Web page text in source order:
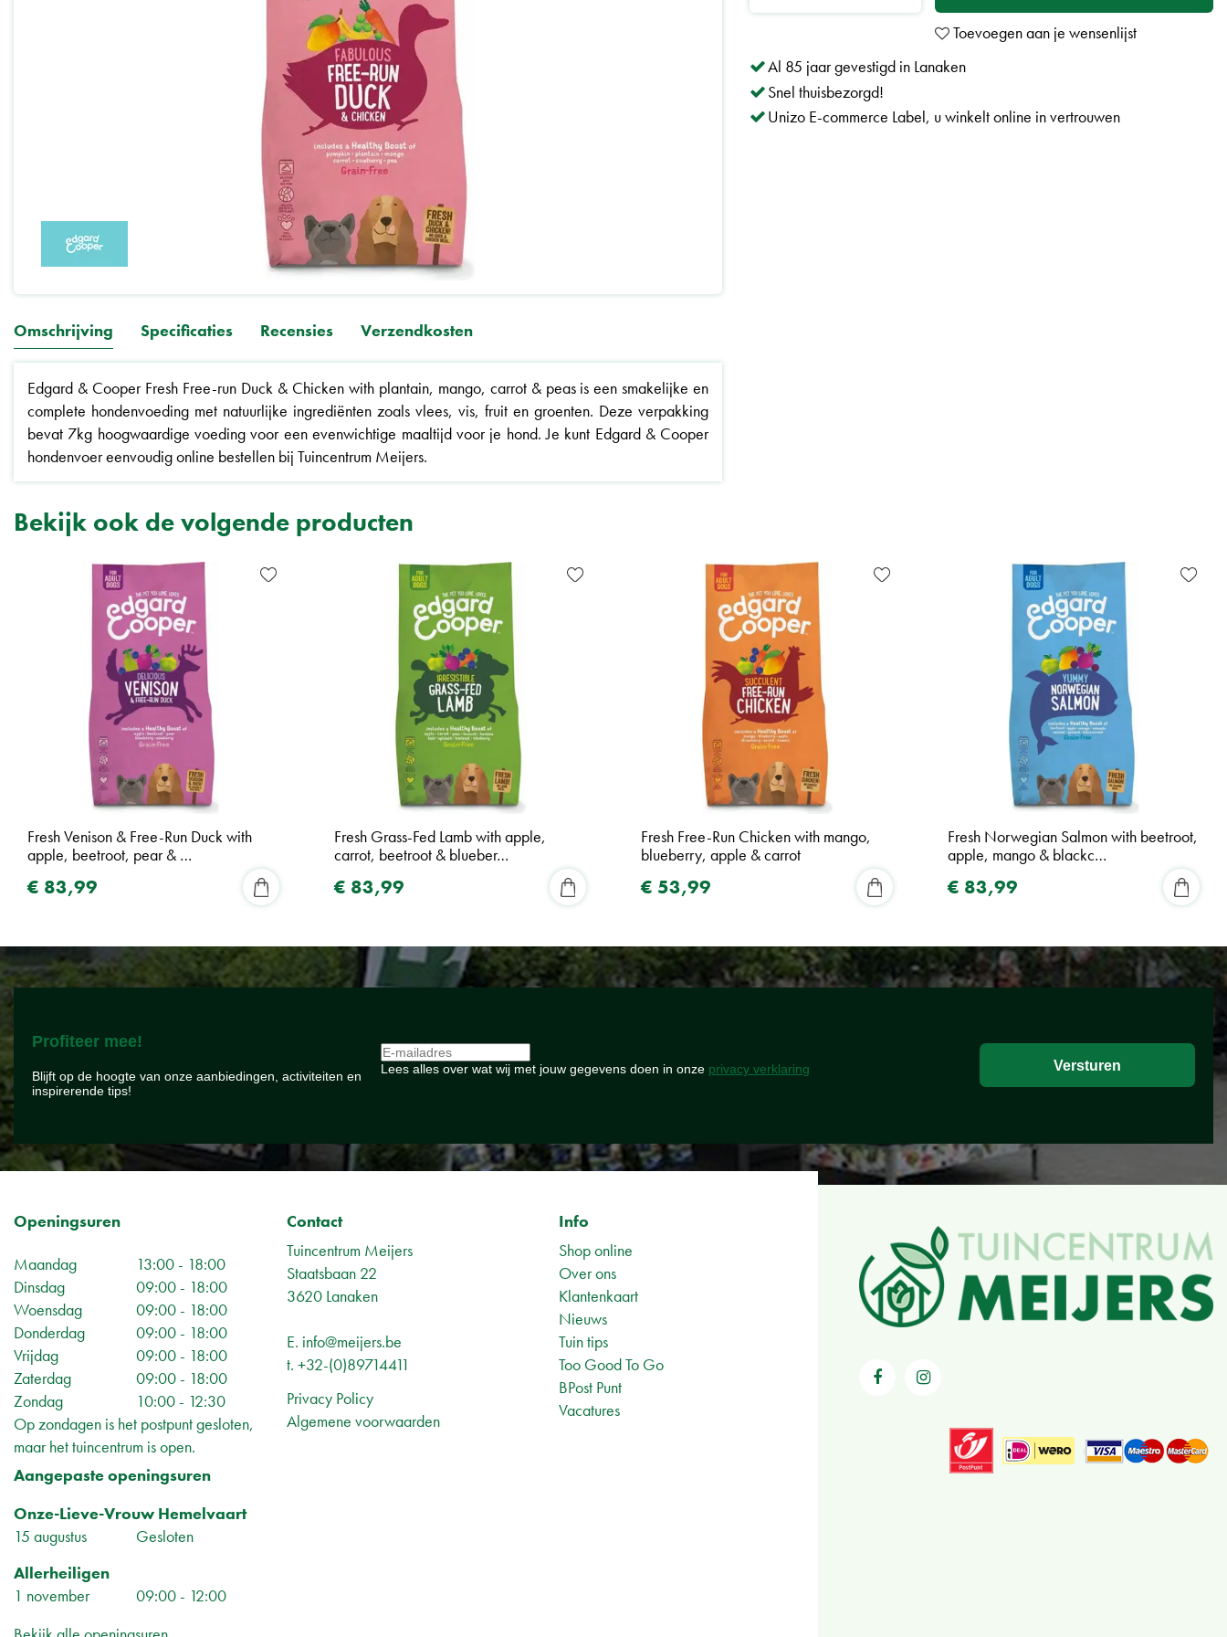
Al 85 jaar gevestigd in Lanaken
Snel thuisbezorgd!
Unizo E-commerce Label, u winkelt online in vertrouwen
Omschrijving Specificaties Recensies Verzendkosten
Edgard & Cooper Fresh Free-run Duck & Chicken with plantain, mango, carrot & peas is een smakelijke en
complete hondenvoeding met natuurlijke ingrediënten zoals vlees, vis, fruit en groenten. Deze verpakking
bevat 7kg hoogwaardige voeding voor een evenwichtige maaltijd voor je hond. Je kunt Edgard & Cooper
hondenvoer eenvoudig online bestellen bij Tuincentrum Meijers.
Bekijk ook de volgende producten
Fresh Venison & Free-Run Duck with
apple, beetroot, pear & …
€ 83,99
Fresh Grass-Fed Lamb with apple,
carrot, beetroot & blueber…
€ 83,99
Fresh Free-Run Chicken with mango,
blueberry, apple & carrot
€ 53,99
Fresh Norwegian Salmon with beetroot,
apple, mango & blackc…
€ 83,99
Profiteer mee!
Blijft op de hoogte van onze aanbiedingen, activiteiten en
inspirerende tips!
Lees alles over wat wij met jouw gegevens doen in onze privacy verklaring
Openingsuren
Maandag
13:00 - 18:00
Dinsdag
09:00 - 18:00
Woensdag
09:00 - 18:00
Donderdag
09:00 - 18:00
Vrijdag
09:00 - 18:00
Zaterdag
09:00 - 18:00
Zondag
10:00 - 12:30
Op zondagen is het postpunt gesloten,
maar het tuincentrum is open.
Aangepaste openingsuren
Onze-Lieve-Vrouw Hemelvaart
15 augustus
Gesloten
Allerheiligen
1 november
09:00 - 12:00
Contact
Tuincentrum Meijers
Staatsbaan 22
3620 Lanaken
E. info@meijers.be
t. +32-(0)89714411
Privacy Policy
Algemene voorwaarden
Info
Shop online
Over ons
Klantenkaart
Nieuws
Tuin tips
Too Good To Go
BPost Punt
Vacatures